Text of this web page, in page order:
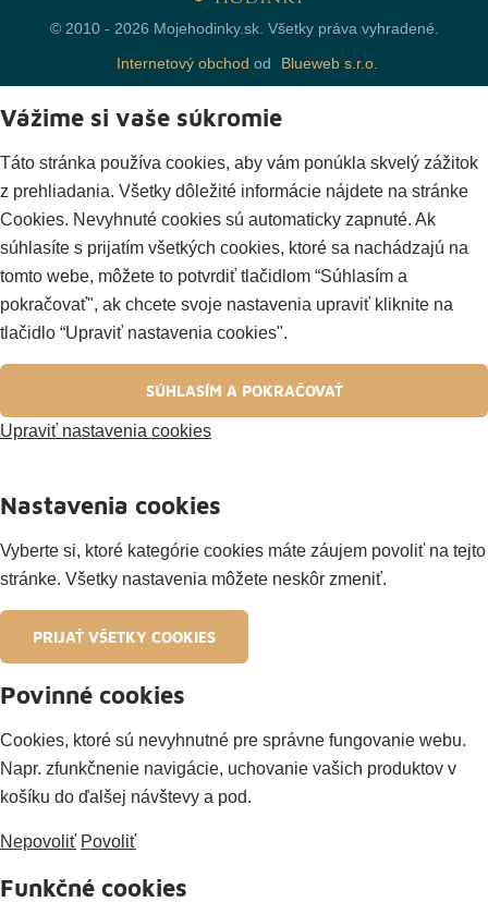
© 2010 - 2026 Mojehodinky.sk. Všetky práva vyhradené.
Internetový obchod od Blueweb s.r.o.
Vážime si vaše súkromie
Táto stránka používa cookies, aby vám ponúkla skvelý zážitok
z prehliadania. Všetky dôležité informácie nájdete na stránke
Cookies. Nevyhnuté cookies sú automaticky zapnuté. Ak
súhlasíte s prijatím všetkých cookies, ktoré sa nachádzajú na
tomto webe, môžete to potvrdiť tlačidlom “Súhlasím a
pokračovať", ak chcete svoje nastavenia upraviť kliknite na
tlačidlo “Upraviť nastavenia cookies".
SÚHLASÍM A POKRAČOVAŤ
Upraviť nastavenia cookies
Nastavenia cookies
Vyberte si, ktoré kategórie cookies máte záujem povoliť na tejto
stránke. Všetky nastavenia môžete neskôr zmeniť.
PRIJAŤ VŠETKY COOKIES
Povinné cookies
Cookies, ktoré sú nevyhnutné pre správne fungovanie webu.
Napr. zfunkčnenie navigácie, uchovanie vašich produktov v
košíku do ďalšej návštevy a pod.
Nepovoliť Povoliť
Funkčné cookies